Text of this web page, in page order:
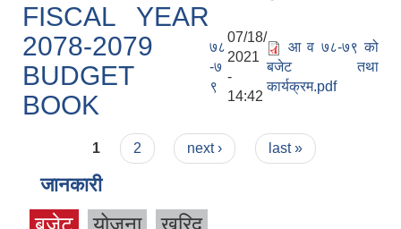
FISCAL YEAR
2078-2079
BUDGET
BOOK
७८
-७
९
07/18/
2021
-
14:42
आ व ७८-७९ को
बजेट तथा
कार्यक्रम.pdf
Pages
1 2 next › last »
जानकारी
बजेट योजना खरिद